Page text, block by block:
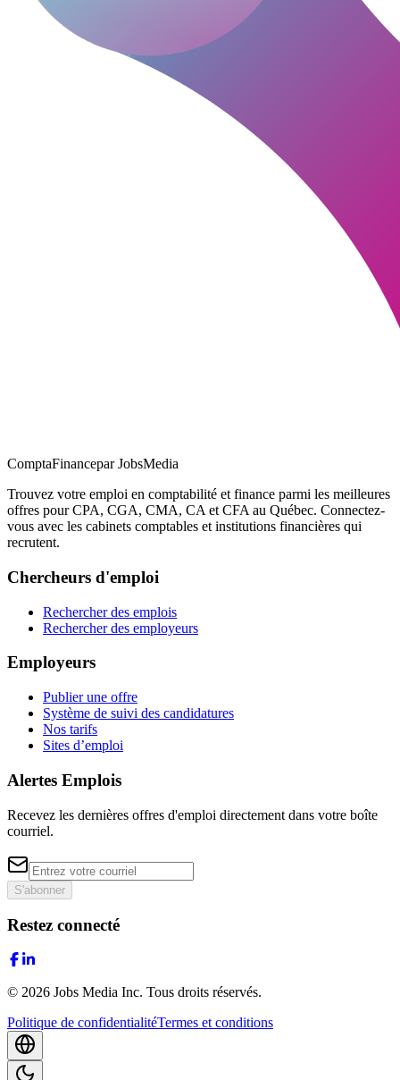
ComptaFinancepar JobsMedia
Trouvez votre emploi en comptabilité et finance parmi les meilleures
offres pour CPA, CGA, CMA, CA et CFA au Québec. Connectez-
vous avec les cabinets comptables et institutions financières qui
recrutent.
Chercheurs d'emploi
Rechercher des emplois
Rechercher des employeurs
Employeurs
Publier une offre
Système de suivi des candidatures
Nos tarifs
Sites d’emploi
Alertes Emplois
Recevez les dernières offres d'emploi directement dans votre boîte
courriel.
S'abonner
Restez connecté
© 2026 Jobs Media Inc. Tous droits réservés.
Politique de confidentialitéTermes et conditions